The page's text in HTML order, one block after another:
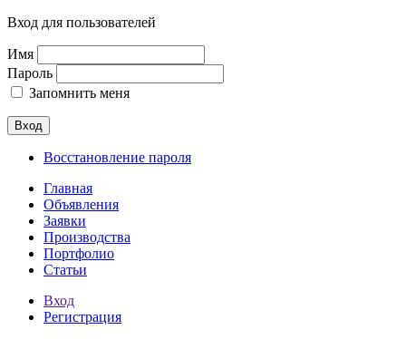
Вход для пользователей
Имя
Пароль
Запомнить меня
Вход
Восстановление пароля
Главная
Объявления
Заявки
Производства
Портфолио
Статьи
Вход
Регистрация